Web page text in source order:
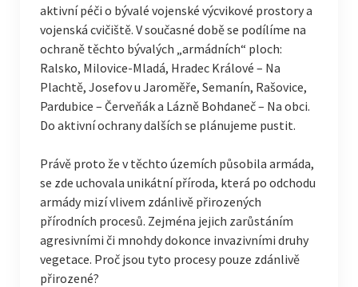
aktivní péči o bývalé vojenské výcvikové prostory a
vojenská cvičiště. V současné době se podílíme na
ochraně těchto bývalých „armádních“ ploch:
Ralsko, Milovice-Mladá, Hradec Králové – Na
Plachtě, Josefov u Jaroměře, Semanín, Rašovice,
Pardubice – Červeňák a Lázně Bohdaneč – Na obci.
Do aktivní ochrany dalších se plánujeme pustit.
Právě proto že v těchto územích působila armáda,
se zde uchovala unikátní příroda, která po odchodu
armády mizí vlivem zdánlivě přirozených
přírodních procesů. Zejména jejich zarůstáním
agresivními či mnohdy dokonce invazivními druhy
vegetace. Proč jsou tyto procesy pouze zdánlivě
přirozené?